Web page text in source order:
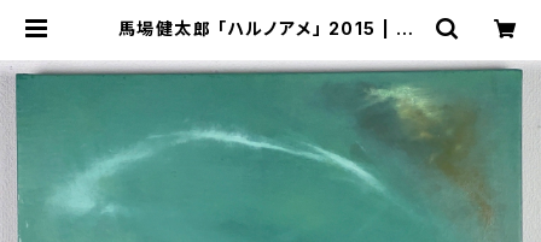
馬場健太郎 「ハルノアメ」 2015 | Ka